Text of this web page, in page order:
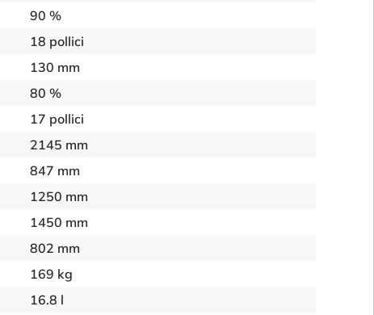
90 %
18 pollici
130 mm
80 %
17 pollici
2145 mm
847 mm
1250 mm
1450 mm
802 mm
169 kg
16.8 l